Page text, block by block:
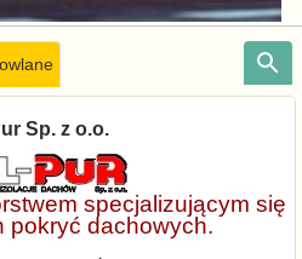
Sp. z o.o.
specjalizującym się
pokryć dachowych.